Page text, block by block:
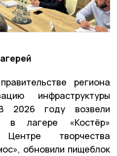
региона
инфраструктуры
2026 году возвели
в лагере «Костёр»
творчества
обновили пищеблок